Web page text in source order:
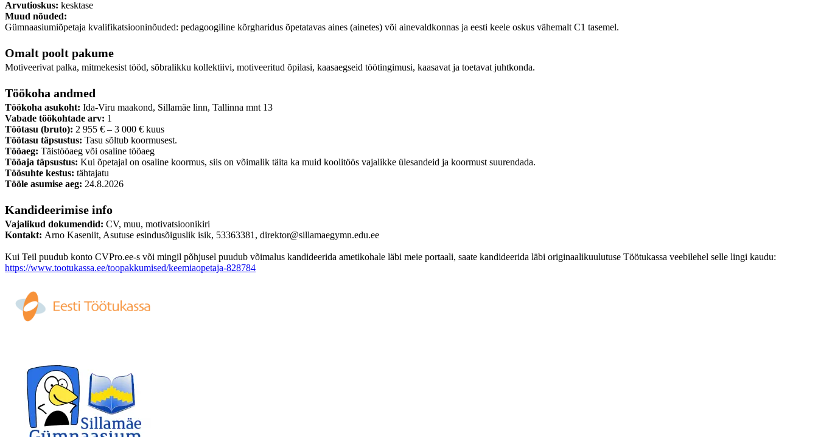
Arvutioskus: kesktase
Muud nõuded:
Gümnaasiumiõpetaja kvalifikatsiooninõuded: pedagoogiline kõrgharidus õpetatavas aines (ainetes) või ainevaldkonnas ja eesti keele oskus vähemalt C1 tasemel.
Omalt poolt pakume
Motiveerivat palka, mitmekesist tööd, sõbralikku kollektiivi, motiveeritud õpilasi, kaasaegseid töötingimusi, kaasavat ja toetavat juhtkonda.
Töökoha andmed
Töökoha asukoht: Ida-Viru maakond, Sillamäe linn, Tallinna mnt 13
Vabade töökohtade arv: 1
Töötasu (bruto): 2 955 € – 3 000 € kuus
Töötasu täpsustus: Tasu sõltub koormusest.
Tööaeg: Täistööaeg või osaline tööaeg
Tööaja täpsustus: Kui õpetajal on osaline koormus, siis on võimalik täita ka muid koolitöös vajalikke ülesandeid ja koormust suurendada.
Töösuhte kestus: tähtajatu
Tööle asumise aeg: 24.8.2026
Kandideerimise info
Vajalikud dokumendid: CV, muu, motivatsioonikiri
Kontakt: Arno Kaseniit, Asutuse esindusõiguslik isik, 53363381, direktor@sillamaegymn.edu.ee
Kui Teil puudub konto CVPro.ee-s või mingil põhjusel puudub võimalus kandideerida ametikohale läbi meie portaali, saate kandideerida läbi originaalikuulutuse Töötukassa veebilehel selle lingi kaudu:
https://www.tootukassa.ee/toopakkumised/keemiaopetaja-828784